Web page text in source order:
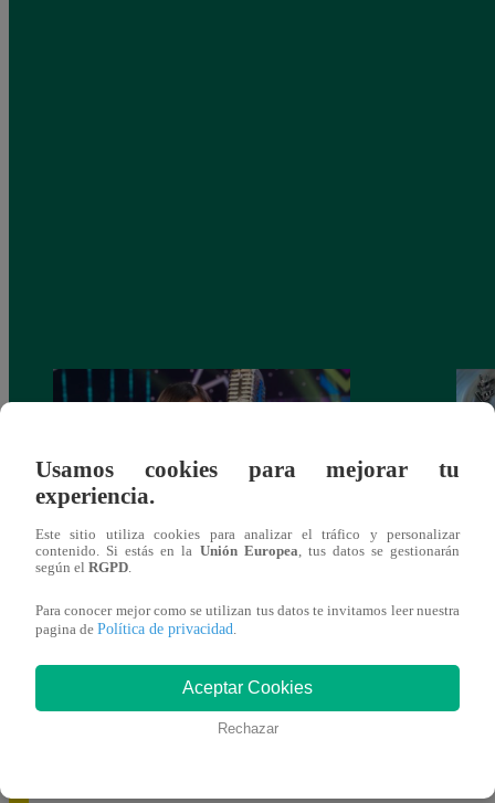
¡Imitadora de Laura Pausini se consagró
ganadora de Yo Soy: Nueva Generación!
Usamos cookies para mejorar tu
experiencia.
Este sitio utiliza cookies para analizar el tráfico y personalizar
contenido. Si estás en la Unión Europea, tus datos se gestionarán
según el RGPD.
Para conocer mejor como se utilizan tus datos te invitamos leer nuestra
pagina de Política de privacidad.
Aceptar Cookies
Rechazar